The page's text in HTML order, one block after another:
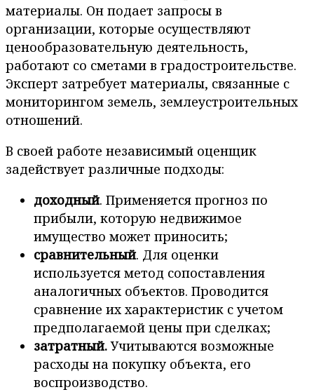
материалы. Он подает запросы в
организации, которые осуществляют
ценообразовательную деятельность,
работают со сметами в градостроительстве.
Эксперт затребует материалы, связанные с
мониторингом земель, землеустроительных
отношений.
В своей работе независимый оценщик
задействует различные подходы:
доходный. Применяется прогноз по
прибыли, которую недвижимое
имущество может приносить;
сравнительный. Для оценки
используется метод сопоставления
аналогичных объектов. Проводится
сравнение их характеристик с учетом
предполагаемой цены при сделках;
затратный.Учитываются возможные
расходы на покупку объекта, его
воспроизводство.